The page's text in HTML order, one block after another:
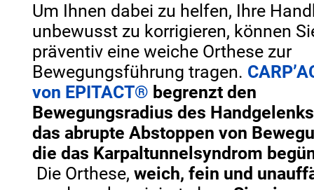
Um Ihnen dabei zu helfen, Ihre
unbewusst zu korrigieren, können
präventiv eine weiche Orthese zur
Bewegungsführung tragen.
von EPITACT® begrenzt den
Bewegungsradius des
das abrupte Abstoppen von
die das Karpaltunnelsyndrom
Die Orthese,weich, fein und